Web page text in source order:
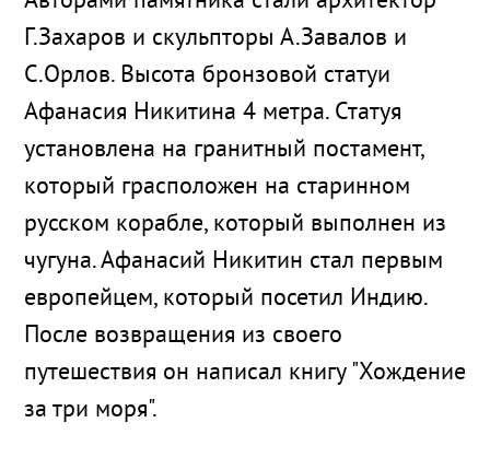
Г.Захаров и скульпторы А.Завалов и
С.Орлов. Высота бронзовой статуи
Афанасия Никитина 4 метра. Статуя
установлена на гранитный постамент,
который грасположен на старинном
русском корабле, который выполнен из
чугуна. Афанасий Никитин стал первым
европейцем, который посетил Индию.
После возвращения из своего
путешествия он написал книгу "Хождение
за три моря".